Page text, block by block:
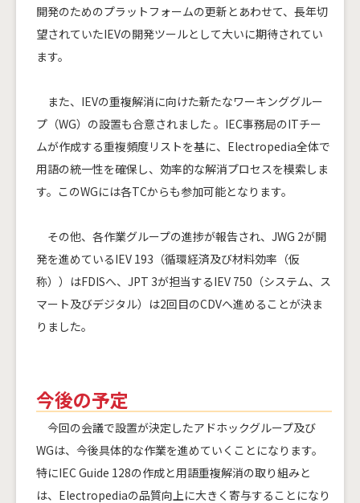
開発のためのプラットフォームの更新とあわせて、長年切
望されていたIEVの開発ツールとして大いに期待されてい
ます。
また、IEVの重複解消に向けた新たなワーキンググルー
プ（WG）の設置も合意されました 。IEC事務局のITチー
ムが作成する重複頻度リストを基に、Electropedia全体で
用語の統一性を確保し、効率的な解消プロセスを模索しま
す。このWGには各TCからも参加可能となります。
その他、各作業グループの進捗が報告され、JWG 2が開
発を進めているIEV 193（循環経済及び材料効率（仮
称））はFDISへ、JPT 3が担当するIEV 750（システム、ス
マート及びデジタル）は2回目のCDVへ進めることが決ま
りました。
今後の予定
今回の会議で設置が決定したアドホックグループ及び
WGは、今後具体的な作業を進めていくことになります。
特にIEC Guide 128の作成と用語重複解消の取り組みと
は、Electropediaの品質向上に大きく寄与することになり